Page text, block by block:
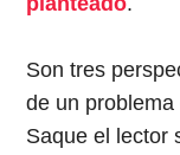
Son tres
de un
Saque el lector